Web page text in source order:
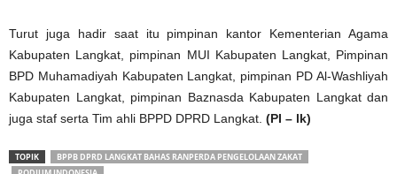
Turut juga hadir saat itu pimpinan kantor Kementerian Agama
Kabupaten Langkat, pimpinan MUI Kabupaten Langkat, Pimpinan
BPD Muhamadiyah Kabupaten Langkat, pimpinan PD Al-Washliyah
Kabupaten Langkat, pimpinan Baznasda Kabupaten Langkat dan
juga staf serta Tim ahli BPPD DPRD Langkat. (PI – lk)
TOPIK
BPPB DPRD LANGKAT BAHAS RANPERDA PENGELOLAAN ZAKAT